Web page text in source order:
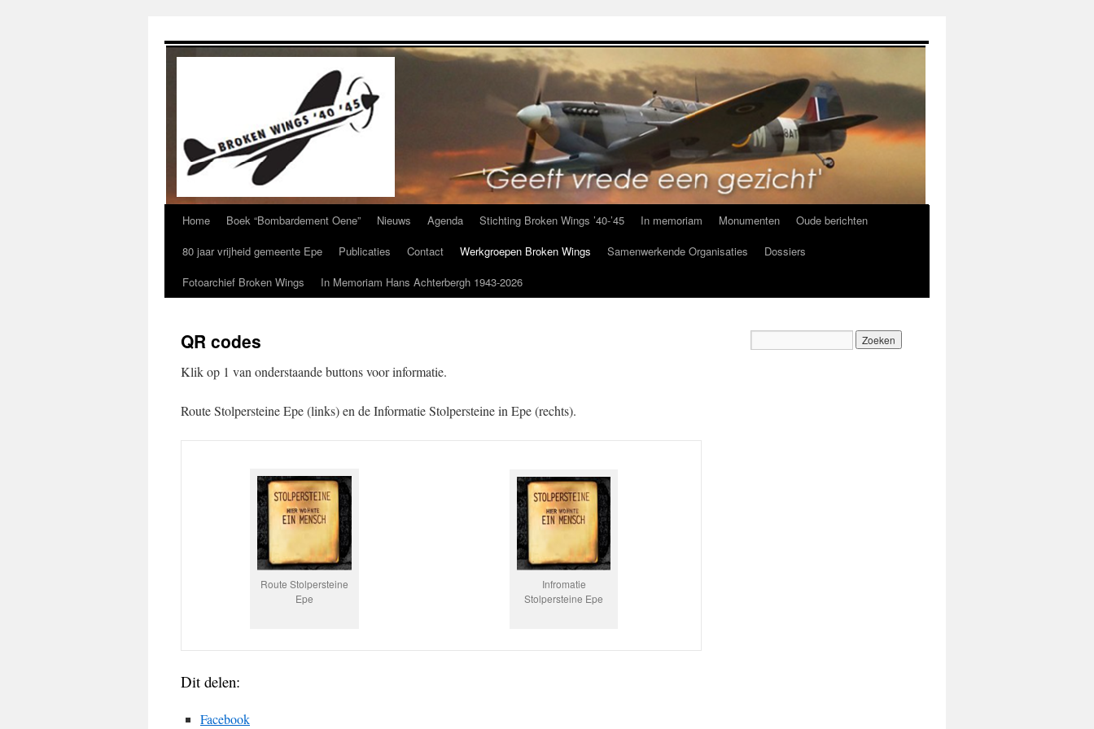
naar
Home Boek “Bombardement Oene” Nieuws Agenda Stichting Broken Wings ’40-’45 In memoriam Monumenten
Oude berichten
80 jaar vrijheid gemeente Epe
Publicaties Contact Werkgroepen Broken Wings Samenwerkende Organisaties
Dossiers
Fotoarchief Broken Wings
In Memoriam Hans Achterbergh 1943-2026
QR codes
Klik op 1 van onderstaande buttons voor informatie.
Route Stolpersteine Epe (links) en de Informatie Stolpersteine in Epe (rechts).
Route Stolpersteine
Epe
Infromatie
Stolpersteine Epe
Dit delen:
Facebook